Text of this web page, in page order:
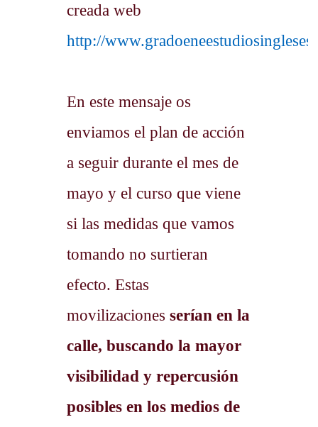
creada web
http://
En este mensaje os
enviamos el plan de acción
a seguir durante el mes de
mayo y el curso que viene
si las medidas que vamos
tomando no surtieran
efecto. Estas
movilizaciones serían en la
calle, buscando la mayor
visibilidad y repercusión
posibles en los medios de